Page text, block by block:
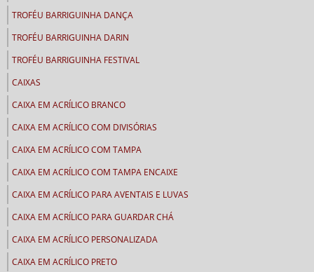
TROFÉU BARRIGUINHA DANÇA
TROFÉU BARRIGUINHA DARIN
TROFÉU BARRIGUINHA FESTIVAL
CAIXAS
CAIXA EM ACRÍLICO BRANCO
CAIXA EM ACRÍLICO COM DIVISÓRIAS
CAIXA EM ACRÍLICO COM TAMPA
CAIXA EM ACRÍLICO COM TAMPA ENCAIXE
CAIXA EM ACRÍLICO PARA AVENTAIS E LUVAS
CAIXA EM ACRÍLICO PARA GUARDAR CHÁ
CAIXA EM ACRÍLICO PERSONALIZADA
CAIXA EM ACRÍLICO PRETO